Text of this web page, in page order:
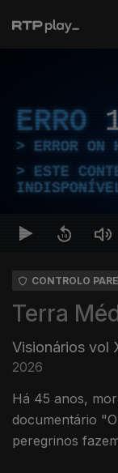
ERRO
ERROR ON
ESTE
CONTROLO
Terra
Visionários vol
2026
Há 45 anos,
documentário
peregrinos